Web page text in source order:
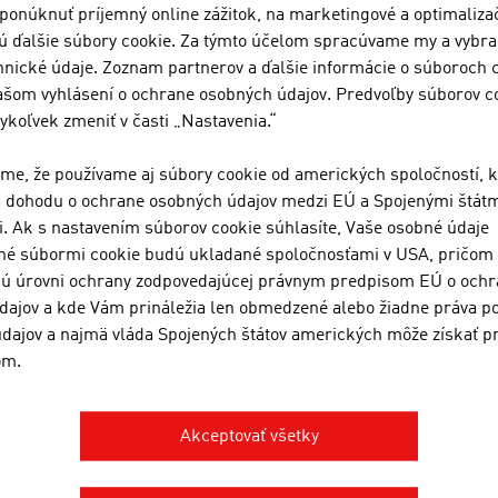
aké sú dnes. Klimatické zmeny značne ovplyvnia
nové materiály a spôsoby otvárajú možnosti čeliť týmto
bude väčšina ľudí žiť v tzv. „megamestách“, ktoré
odpadové a vodné hospodárstvo, priemyselnú a
a pracovné prostredie sa rastúcou digitalizáciou v
softvéru je samozrejmosťou prakticky vo všetkých
stavebných údajov „Building Information
podstatnou súčasťou, ktorá sa neustále etabluje
v oblasti stavebníctva značne ovplyvňovať proces
zmenám postupov v stavebnom procese.
príjemný online zážitok, na marketingové a
ďalšie súbory cookie. Za týmto účelom spracúvame my a
údaje. Zoznam partnerov a ďalšie informácie o súboroch
vyhlásení o ochrane osobných údajov. Predvoľby súborov
zmeniť v časti „Nastavenia.“
že používame aj súbory cookie od amerických spoločností,
o ochrane osobných údajov medzi EÚ a Spojenými
Ak s nastavením súborov cookie súhlasíte, Vaše osobné údaje
súbormi cookie budú ukladané spoločnosťami v USA, pričom
úrovni ochrany zodpovedajúcej právnym predpisom EÚ o
a kde Vám prináležia len obmedzené alebo žiadne práva
a najmä vláda Spojených štátov amerických môže získať
Akceptovať všetky